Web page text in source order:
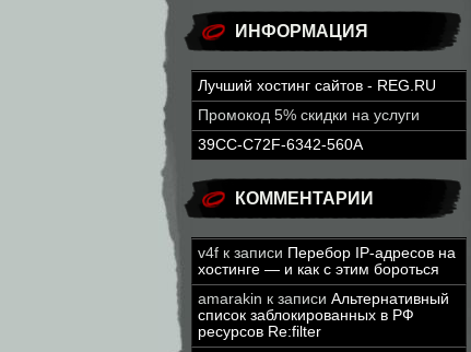
ИНФОРМАЦИЯ
Лучший хостинг сайтов - REG.RU
Промокод 5% скидки на услуги
39CC-C72F-6342-560A
КОММЕНТАРИИ
v4f к записи Перебор IP-адресов на
хостинге — и как с этим бороться
amarakin к записи Альтернативный
список заблокированных в РФ
ресурсов Re:filter